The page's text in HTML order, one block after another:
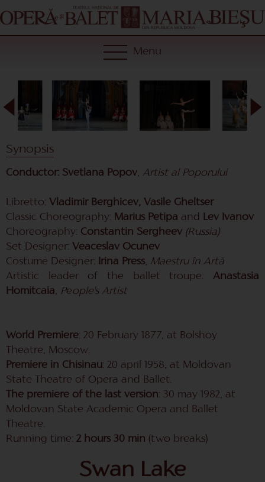
Menu
Synopsis
Conductor: Svetlana Popov, Artist al Poporului
Libretto: Vladimir Berghicev, Vasile Gheltser
Classic Choreography: Marius Petipa and Lev Ivanov
Choreography: Constantin Sergheev (Russia)
Set Designer: Veaceslav Ocunev
Costume Designer: Irina Press, Maestru în Artă
Artistic leader of the ballet troupe: Anastasia
Homitcaia, People's Artist
World Premiere: 20 February 1877, at Bolshoy
Theatre, Moscow.
Premiere in Chisinau: 20 april 1958, at Moldovan
State Theatre of Opera and Ballet.
The premiere of the last version: 30 may 1982, at
Moldovan State Academic Opera and Ballet
Theatre.
Running time: 2 hours 30 min (two breaks)
Swan Lake